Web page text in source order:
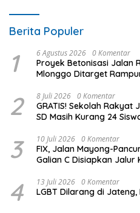
Berita Populer
1 6 Agustus 2026 0 Komentar
Proyek Betonisasi Jalan
Mlonggo Ditarget
2 8 Juli 2026 0 Komentar
GRATIS! Sekolah Rakyat
SD Masih Kurang 24
3 10 Juli 2026 0 Komentar
FIX, Jalan Mayong-
Galian C Disiapkan Jalur
4 13 Juli 2026 0 Komentar
LGBT Dilarang di